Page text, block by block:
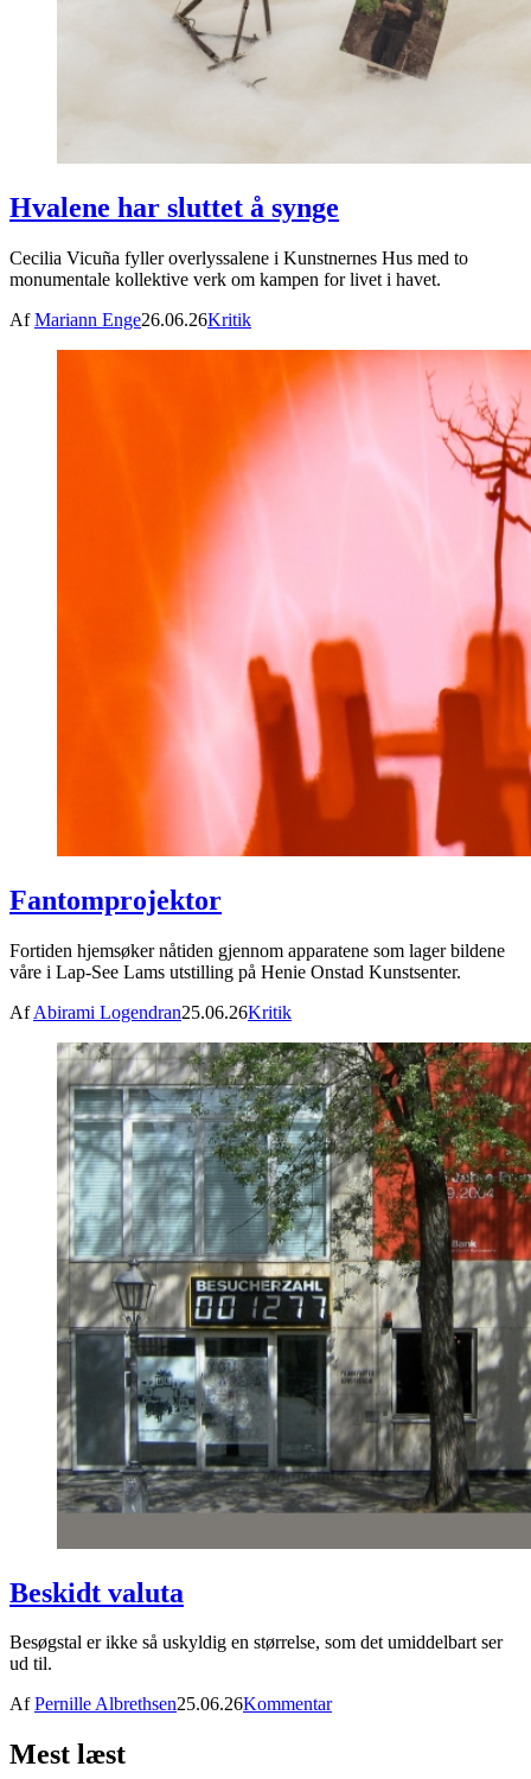
Hvalene har sluttet å synge
Cecilia Vicuña fyller overlyssalene i Kunstnernes Hus med to
monumentale kollektive verk om kampen for livet i havet.
AfMariann Enge26.06.26Kritik
Fantomprojektor
Fortiden hjemsøker nåtiden gjennom apparatene som lager bildene
våre i Lap-See Lams utstilling på Henie Onstad Kunstsenter.
AfAbirami Logendran25.06.26Kritik
Beskidt valuta
Besøgstal er ikke så uskyldig en størrelse, som det umiddelbart ser
ud til.
AfPernille Albrethsen25.06.26Kommentar
Mest læst